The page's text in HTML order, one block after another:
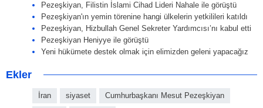
Pezeşkiyan, Filistin İslami Cihad Lideri Nahale ile görüştü
Pezeşkiyan'ın yemin törenine hangi ülkelerin yetkilileri katıldı
Pezeşkiyan, Hizbullah Genel Sekreter Yardımcısı’nı kabul etti
Pezeşkiyan Heniyye ile görüştü
Yeni hükümete destek olmak için elimizden geleni yapacağız
Ekler
İran siyaset Cumhurbaşkanı Mesut Pezeşkiyan